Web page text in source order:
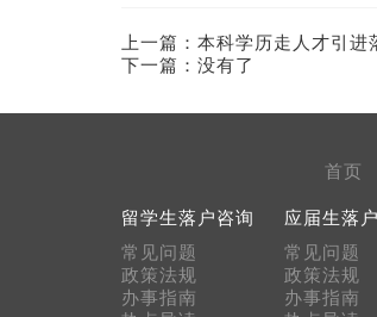
上一篇： 本科学历走人才引进
下一篇：没有了
首页
留学生落户咨询
常见问题
政策法规
办事指南
应届生落
常见问题
政策法规
办事指南